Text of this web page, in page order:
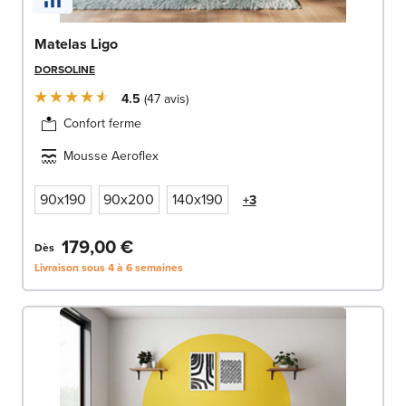
Matelas Ligo
DORSOLINE
4.5 47avis
Confort ferme
Mousse Aeroflex
90x190 90x200 140x190 +3
Dès 179,00 €
Livraison sous 4 à 6 semaines